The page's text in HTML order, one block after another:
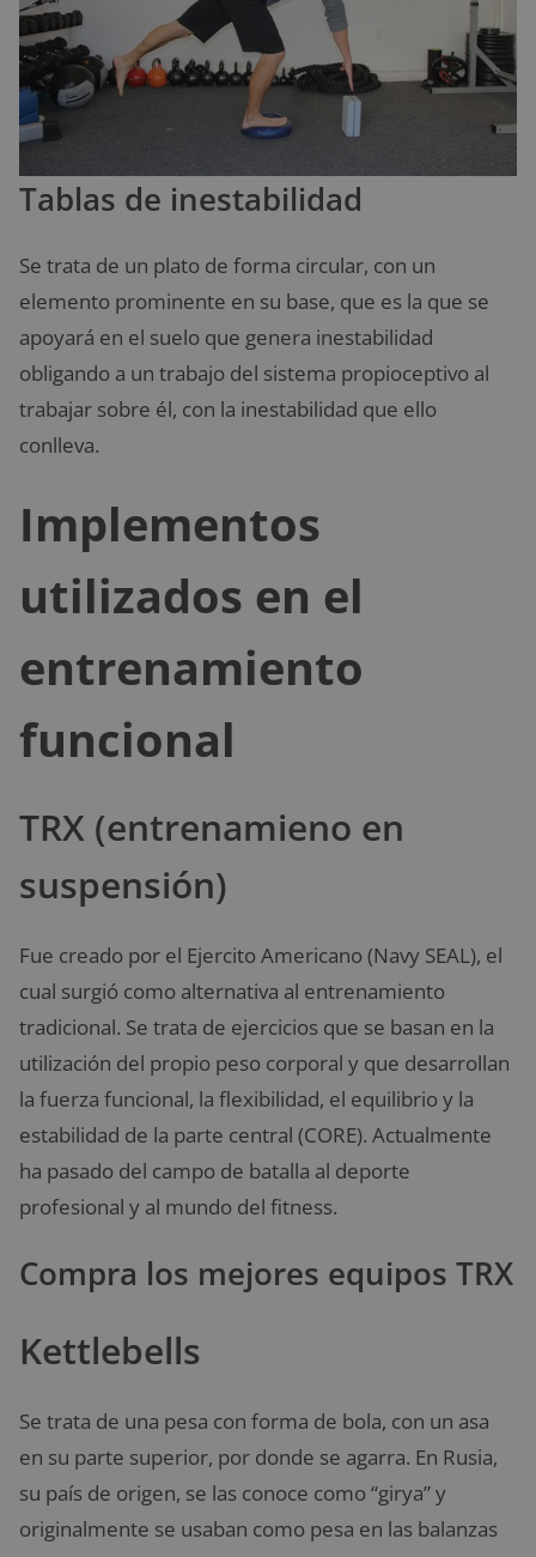
Tablas de inestabilidad
Se trata de un plato de forma circular, con un
elemento prominente en su base, que es la que se
apoyará en el suelo que genera inestabilidad
obligando a un trabajo del sistema propioceptivo al
trabajar sobre él, con la inestabilidad que ello
conlleva.
Implementos
utilizados en el
entrenamiento
funcional
TRX (entrenamieno en
suspensión)
Fue creado por el Ejercito Americano (Navy SEAL), el
cual surgió como alternativa al entrenamiento
tradicional. Se trata de ejercicios que se basan en la
utilización del propio peso corporal y que desarrollan
la fuerza funcional, la flexibilidad, el equilibrio y la
estabilidad de la parte central (CORE). Actualmente
ha pasado del campo de batalla al deporte
profesional y al mundo del fitness.
Compra los mejores equipos TRX
Kettlebells
Se trata de una pesa con forma de bola, con un asa
en su parte superior, por donde se agarra. En Rusia,
su país de origen, se las conoce como “girya” y
originalmente se usaban como pesa en las balanzas